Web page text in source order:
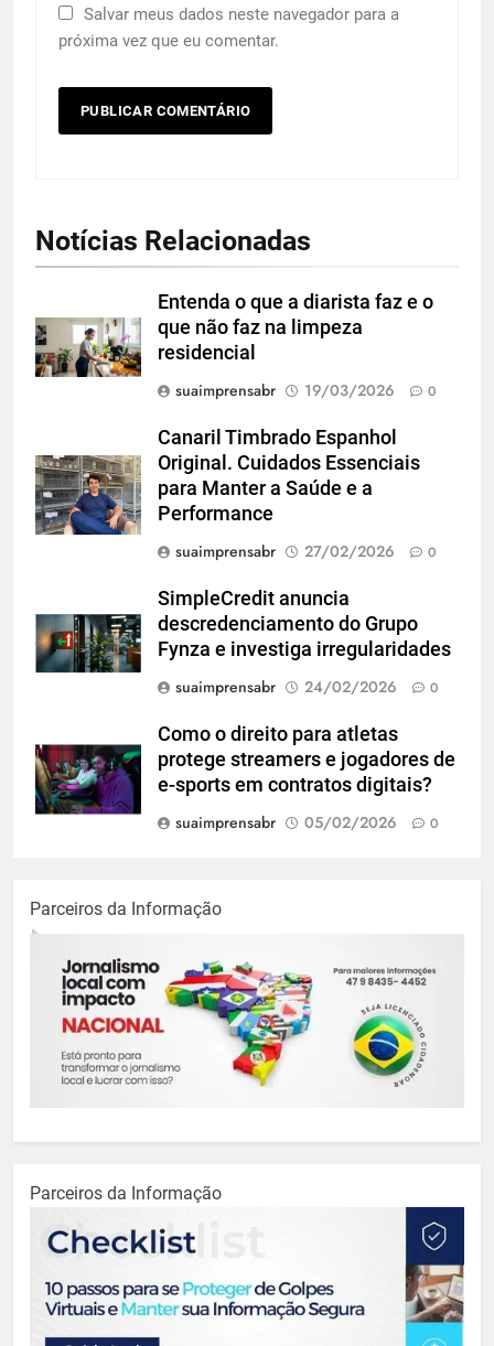
Salvar meus dados neste navegador para a
próxima vez que eu comentar.
Notícias Relacionadas
Entenda o que a diarista faz e o
que não faz na limpeza
residencial
suaimprensabr
19/03/2026 0
Canaril Timbrado Espanhol
Original. Cuidados Essenciais
para Manter a Saúde e a
Performance
suaimprensabr
27/02/2026 0
SimpleCredit anuncia
descredenciamento do Grupo
Fynza e investiga irregularidades
suaimprensabr
24/02/2026 0
Como o direito para atletas
protege streamers e jogadores de
e-sports em contratos digitais?
suaimprensabr
05/02/2026 0
Parceiros da Informação
Parceiros da Informação